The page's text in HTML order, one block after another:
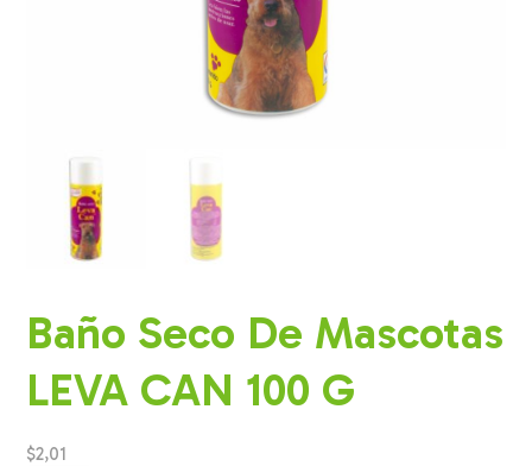
Baño Seco De Mascotas
LEVA CAN 100 G
$2,01